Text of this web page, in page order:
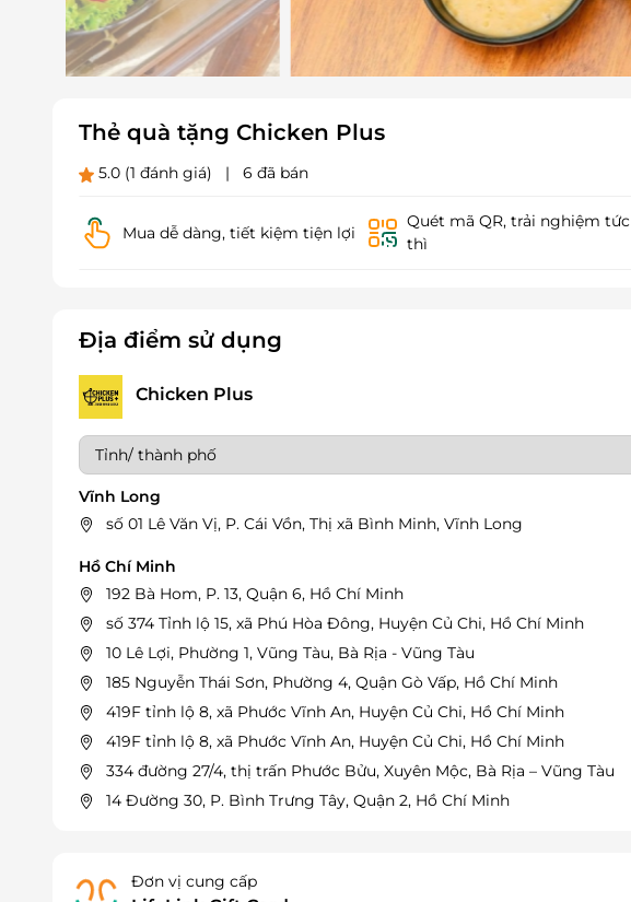
Thẻ quà tặng Chicken Plus
5.0 (1 đánh giá) | 6 đã bán
Mua dễ dàng, tiết kiệm tiện lợi
Quét mã QR, trải nghiệm tức
thì
Địa điểm sử dụng
Chicken Plus
Vĩnh Long
số 01 Lê Văn Vị, P. Cái Vồn, Thị xã Bình Minh, Vĩnh Long
Hồ Chí Minh
192 Bà Hom, P. 13, Quận 6, Hồ Chí Minh
số 374 Tỉnh lộ 15, xã Phú Hòa Đông, Huyện Củ Chi, Hồ Chí Minh
10 Lê Lợi, Phường 1, Vũng Tàu, Bà Rịa - Vũng Tàu
185 Nguyễn Thái Sơn, Phường 4, Quận Gò Vấp, Hồ Chí Minh
419F tỉnh lộ 8, xã Phước Vĩnh An, Huyện Củ Chi, Hồ Chí Minh
419F tỉnh lộ 8, xã Phước Vĩnh An, Huyện Củ Chi, Hồ Chí Minh
334 đường 27/4, thị trấn Phước Bửu, Xuyên Mộc, Bà Rịa – Vũng Tàu
14 Đường 30, P. Bình Trưng Tây, Quận 2, Hồ Chí Minh
261 Nguyễn Văn Khối, P. 8, Quận Gò Vấp, Hồ Chí Minh
Đơn vị cung cấp